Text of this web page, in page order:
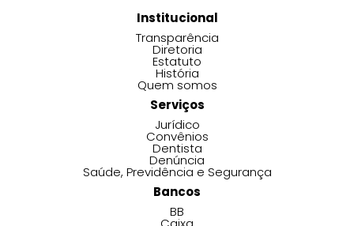
Institucional
Transparência
Diretoria
Estatuto
História
Quem somos
Serviços
Jurídico
Convênios
Dentista
Denúncia
Saúde, Previdência e Segurança
Bancos
BB